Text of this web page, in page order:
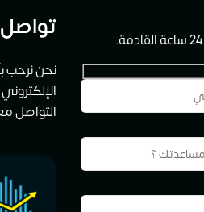
نحن نرحب
التواصل